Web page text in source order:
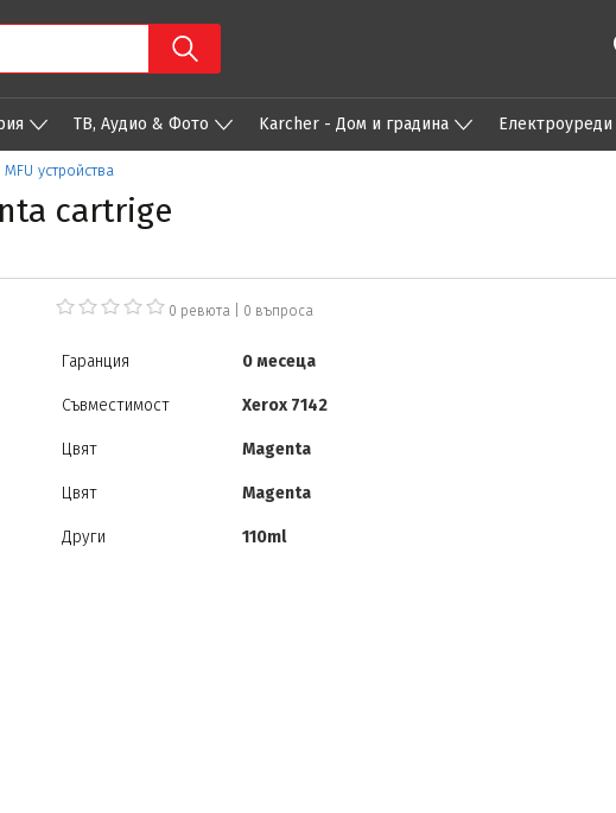
ТВ, Аудио & Фото Karcher - Дом и градина Eлектроуреди
устройства
cartrige
0 ревюта 0 въпроса
Гаранция 0 месеца
Съвместимост Xerox 7142
Цвят Magenta
Цвят Magenta
Други 110ml